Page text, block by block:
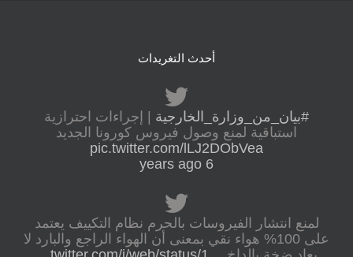
أحدث التغريدات
#بيان_من_وزارة_الخارجية | إجراءات احترازية
استباقية لمنع وصول فيروس كورونا الجديد
pic.twitter.com/lLJ2DObVea
6 years ago
لمنع انتشار الفيروسات بالحرم نظام التكييف يعتمد
على 100% هواء نقي بمعنى أن الهواء الراجع والبارد لا